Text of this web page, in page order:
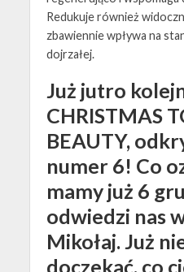
Redukuje również
zbawiennie wpływa na
dojrzałej.
Już jutro
CHRISTMAS
BEAUTY,
numer 6! Co
mamy już 6
odwiedzi nas
Mikołaj. Już
doczekać, co